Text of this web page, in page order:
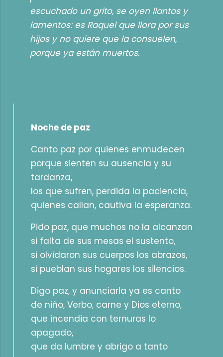
escuchado un grito, se oyen llantos y
lamentos: es Raquel que llora por sus
hijos y no quiere que la consuelen,
porque ya están muertos.
Noche de paz
Canto paz por quienes enmudecen
porque sienten su ausencia y su
tardanza,
los que sufren, perdida la paciencia,
quienes callan, cautiva la esperanza.
Pido paz, que muchos no la alcanzan
si falta de sus mesas el sustento,
si olvidaron sus cuerpos los abrazos,
si pueblan sus hogares los silencios.
Digo paz, y anunciarla ya es canto
de niño, Verbo, carne y Dios eterno,
que incendia con ternuras lo
apagado,
que da lumbre y abrigo a tanto